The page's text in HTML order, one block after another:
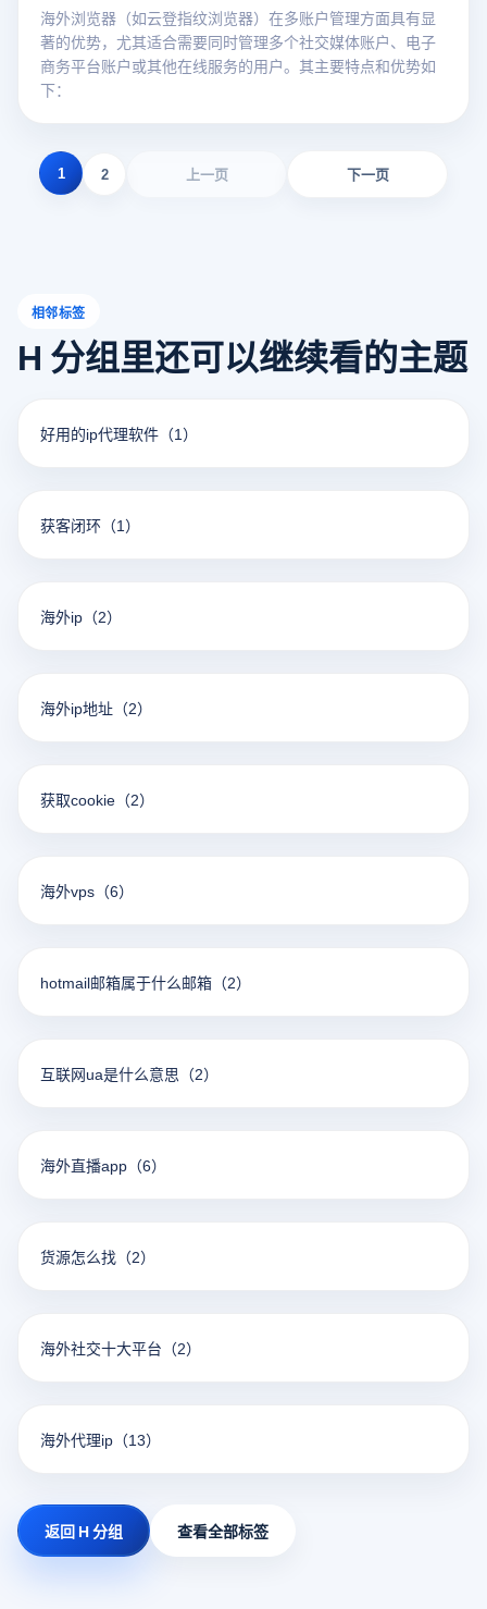
海外浏览器（如云登指纹浏览器）在多账户管理方面具有显
著的优势，尤其适合需要同时管理多个社交媒体账户、电子
商务平台账户或其他在线服务的用户。其主要特点和优势如
下：
上一页
1 2 下一页
相邻标签
H 分组里还可以继续看的主题
好用的ip代理软件 （1）
获客闭环 （1）
海外ip （2）
海外ip地址 （2）
获取cookie （2）
海外vps （6）
hotmail邮箱属于什么邮箱 （2）
互联网ua是什么意思 （2）
海外直播app （6）
货源怎么找 （2）
海外社交十大平台 （2）
海外代理ip （13）
返回 H 分组 查看全部标签